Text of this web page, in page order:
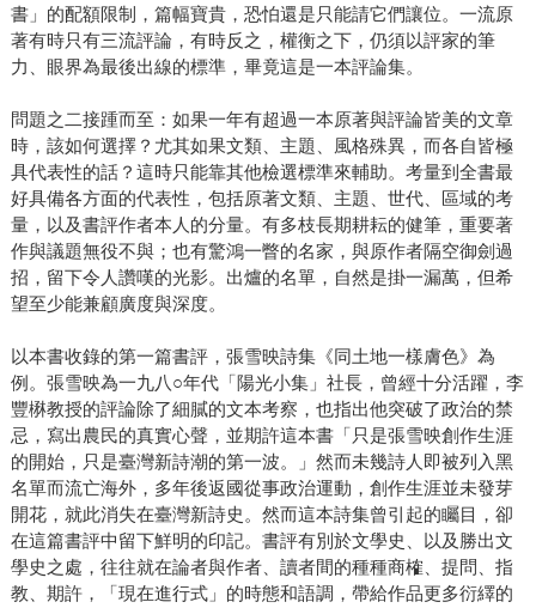
書」的配額限制，篇幅寶貴，恐怕還是只能請它們讓位。一流原
著有時只有三流評論，有時反之，權衡之下，仍須以評家的筆
力、眼界為最後出線的標準，畢竟這是一本評論集。
問題之二接踵而至：如果一年有超過一本原著與評論皆美的文章
時，該如何選擇？尤其如果文類、主題、風格殊異，而各自皆極
具代表性的話？這時只能靠其他檢選標準來輔助。考量到全書最
好具備各方面的代表性，包括原著文類、主題、世代、區域的考
量，以及書評作者本人的分量。有多枝長期耕耘的健筆，重要著
作與議題無役不與；也有驚鴻一瞥的名家，與原作者隔空御劍過
招，留下令人讚嘆的光影。出爐的名單，自然是掛一漏萬，但希
望至少能兼顧廣度與深度。
以本書收錄的第一篇書評，張雪映詩集《同土地一樣膚色》為
例。張雪映為一九八○年代「陽光小集」社長，曾經十分活躍，李
豐楙教授的評論除了細膩的文本考察，也指出他突破了政治的禁
忌，寫出農民的真實心聲，並期許這本書「只是張雪映創作生涯
的開始，只是臺灣新詩潮的第一波。」然而未幾詩人即被列入黑
名單而流亡海外，多年後返國從事政治運動，創作生涯並未發芽
開花，就此消失在臺灣新詩史。然而這本詩集曾引起的矚目，卻
在這篇書評中留下鮮明的印記。書評有別於文學史、以及勝出文
學史之處，往往就在論者與作者、讀者間的種種商榷、提問、指
教、期許，「現在進行式」的時態和語調，帶給作品更多衍繹的